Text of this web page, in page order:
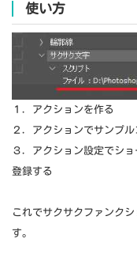
使い方
１．アクションを作る
２．アクションでサンプ
３．アクション設定でシ
登録する
これでサクサクファンク
す。